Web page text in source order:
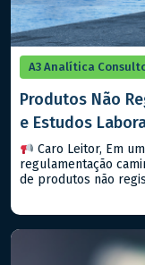
A3 Analítica
Produtos Não
e Estudos
Caro Leitor, Em
regulamentação
de produtos não
atualizações) da […]